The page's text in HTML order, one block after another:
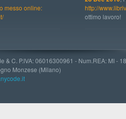
messo online:
http://
ottimo lavoro!
& C. P.IVA: 06016300961 - Num.REA: MI -
Monzese (Milano)